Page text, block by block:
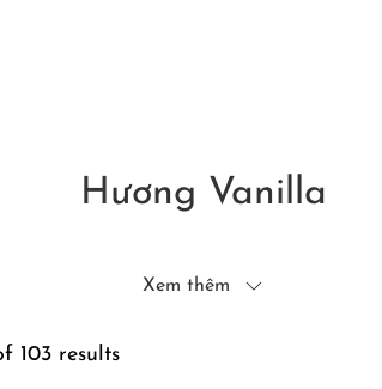
Hương Vanilla
Xem thêm
103 results